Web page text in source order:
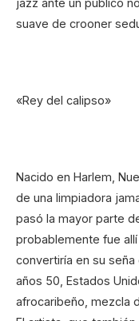
suave de crooner
«Rey del calipso»
Nacido en Harlem,
de una limpiadora
pasó la mayor parte
probablemente fue
convertiría en su seña
años 50, Estados
afrocaribeño, mezcla